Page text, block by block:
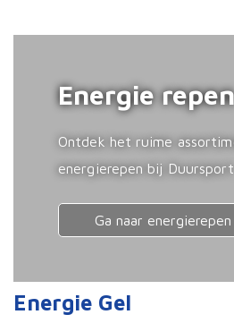
Energie repen
Ontdek het ruime
energierepen bij Duursport
Ga naar energierepen
Energie Gel